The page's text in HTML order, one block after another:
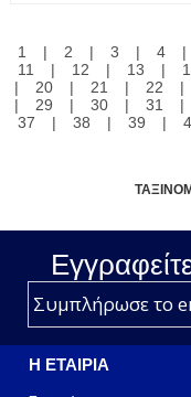
1 | 2 | 3 | 4 |
11
| 12 | 13 |
|
20 | 21 | 22 |
|
29 | 30 | 31 |
37
| 38 | 39 |
Η ΕΤΑΙΡΙΑ